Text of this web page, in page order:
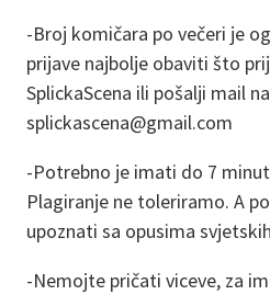
-Broj komičara po večeri je
prijave najbolje obaviti što
SplickaScena ili pošalji mail na
splickascena@gmail.com
-Potrebno je imati do 7
Plagiranje ne toleriramo. A
upoznati sa opusima
-Nemojte pričati viceve, za